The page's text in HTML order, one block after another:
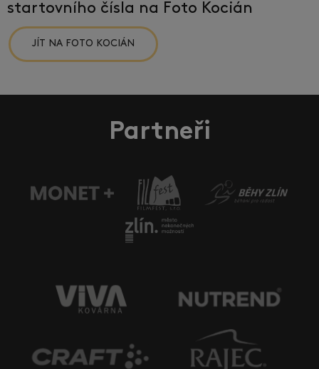
startovního čísla na Foto Kocián
JÍT NA FOTO KOCIÁN
Partneři